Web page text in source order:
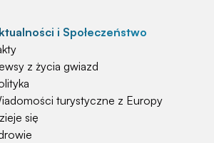
i Społeczeństwo
z życia gwiazd
turystyczne z Europy
się